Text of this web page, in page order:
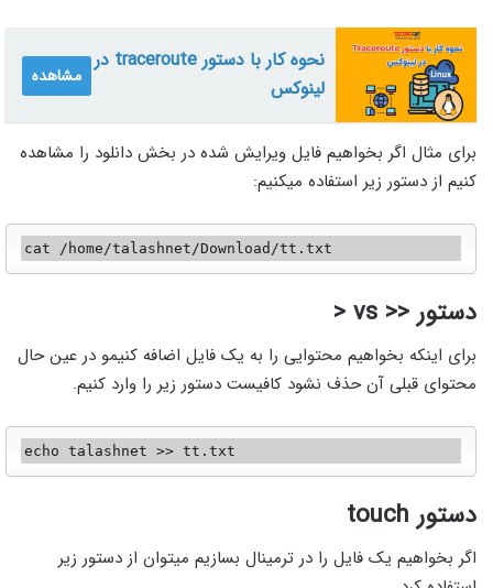
نحوه کار با دستور traceroute در
لینوکس
مشاهده
برای مثال اگر بخواهیم فایل ویرایش شده در بخش دانلود را مشاهده
کنیم از دستور زیر استفاده میکنیم:
cat /home/talashnet/Download/tt.txt
دستور << vs <
برای اینکه بخواهیم محتوایی را به یک فایل اضافه کنیمو در عین حال
محتوای قبلی آن حذف نشود کافیست دستور زیر را وارد کنیم.
echo talashnet >> tt.txt
دستور touch
اگر بخواهیم یک فایل را در ترمینال بسازیم میتوان از دستور زیر